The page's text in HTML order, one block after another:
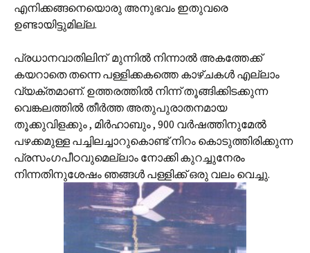
എനിക്കങ്ങനെയൊരു അനുഭവം ഇതുവരെ
ഉണ്ടായിട്ടുമില്ല.
പ്രധാനവാതിലിന് ‌ മുന്നില്‍ നിന്നാല്‍ അകത്തേക്ക്‌
കയറാതെ തന്നെ പള്ളിക്കകത്തെ കാഴ്ചകള്‍ എല്ലാം
വ്യക്തമാണ്‌. ഉത്തരത്തില്‍ നിന്ന് തൂങ്ങിക്കിടക്കുന്ന
വെങ്കലത്തില്‍ തീര്‍ത്ത അതുപുരാതനമായ
തൂക്കുവിളക്കും , മിര്‍ഹാബും , 900 വര്‍ഷത്തിനുമേല്‍
പഴക്കമുള്ള പച്ചിലച്ചാറുകൊണ്ട് നിറം കൊടുത്തിരിക്കുന്ന‌
പ്രസംഗപീഠവുമെല്ലാം നോക്കി കുറച്ചുനേരം
നിന്നതിനുശേഷം ഞങ്ങള്‍ പള്ളിക്ക് ഒരു വലം വെച്ചു.